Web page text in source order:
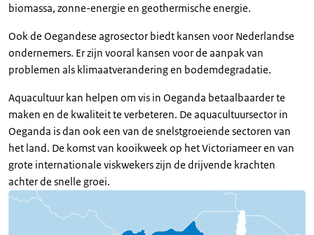
biomassa, zonne-energie en geothermische energie.
Ook de Oegandese agrosector biedt kansen voor Nederlandse
ondernemers. Er zijn vooral kansen voor de aanpak van
problemen als klimaatverandering en bodemdegradatie.
Aquacultuur kan helpen om vis in Oeganda betaalbaarder te
maken en de kwaliteit te verbeteren. De aquacultuursector in
Oeganda is dan ook een van de snelstgroeiende sectoren van
het land. De komst van kooikweek op het Victoriameer en van
grote internationale viskwekers zijn de drijvende krachten
achter de snelle groei.